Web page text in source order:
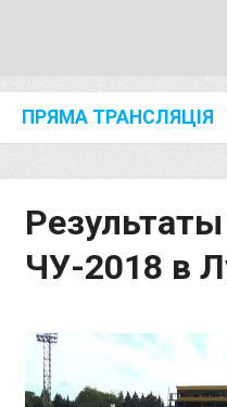
ПРЯМА ТРАНСЛЯЦІЯ
ЧУ-2018 в